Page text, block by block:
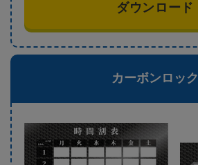
ダウンロード
カーボンロック